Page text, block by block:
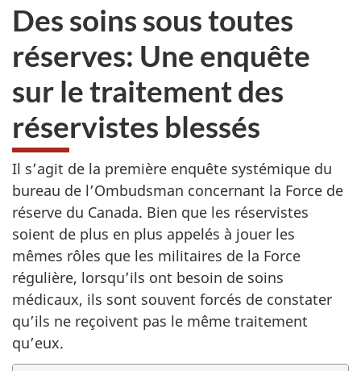
Des soins sous toutes
réserves: Une enquête
sur le traitement des
réservistes blessés
Il s’agit de la première enquête systémique du
bureau de l’Ombudsman concernant la Force de
réserve du Canada. Bien que les réservistes
soient de plus en plus appelés à jouer les
mêmes rôles que les militaires de la Force
régulière, lorsqu’ils ont besoin de soins
médicaux, ils sont souvent forcés de constater
qu’ils ne reçoivent pas le même traitement
qu’eux.